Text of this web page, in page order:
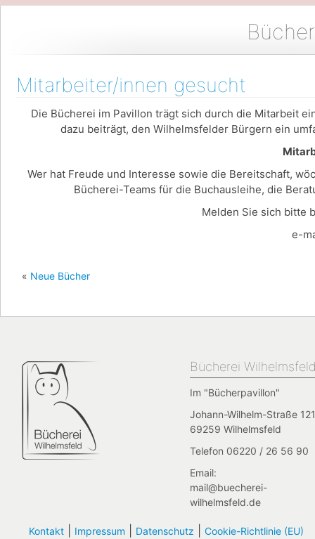
Mitarbeiter/innen gesucht
Die Bücherei im Pavillon trägt sich durch die Mitarbeit
dazu beiträgt, den Wilhelmsfelder Bürgern ein
Wer hat Freude und Interesse sowie die Bereitschaft,
Bücherei-Teams für die Buchausleihe, die
Melden Sie sich bitte
e-mail:
« Neue Bücher
Bücherei
Im "Bücherpavillon"
Johann-Wilhelm-Straße
69259 Wilhelmsfeld
Telefon 06220 / 26 56 90
Email:
mail@buecherei-
wilhelmsfeld.de
Kontakt| Impressum Datenschutz Cookie-Richtlinie (EU)